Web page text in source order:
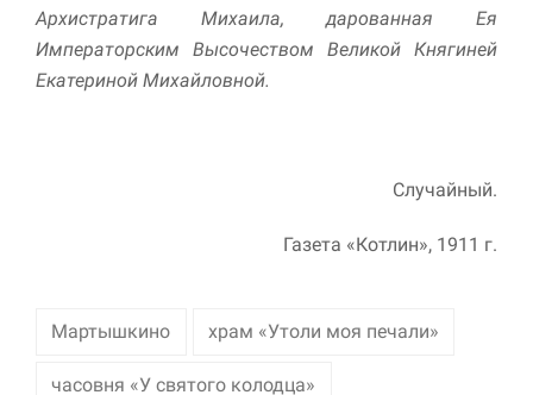
Архистратига Михаила, дарованная Ея
Императорским Высочеством Великой Княгиней
Екатериной Михайловной.
Случайный.
Газета «Котлин», 1911 г.
Мартышкино храм «Утоли моя печали»
часовня «У святого колодца»